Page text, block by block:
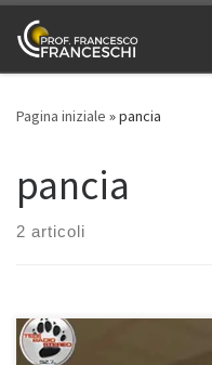
Passa al contenuto
Pagina iniziale »pancia
pancia
2 articoli